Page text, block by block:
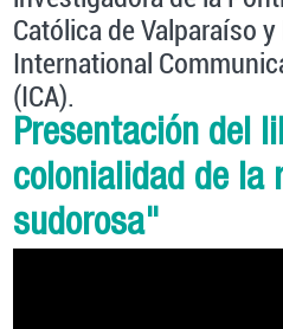
Católica de Valparaíso
International
(ICA).
Presentación del
colonialidad de la
sudorosa"